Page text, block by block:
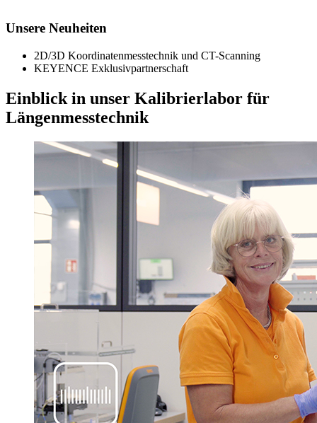
Unsere Neuheiten
2D/3D Koordinatenmesstechnik und CT-Scanning
KEYENCE Exklusivpartnerschaft
Einblick in unser Kalibrierlabor für
Längenmesstechnik